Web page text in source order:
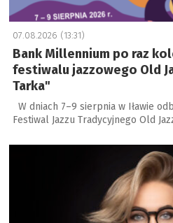
07.08.2026 (13:31)
Bank Millennium po raz
festiwalu jazzowego Old
Tarka"
W dniach 7–9 sierpnia w Iławie
Festiwal Jazzu Tradycyjnego Old
a